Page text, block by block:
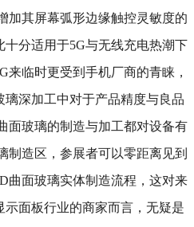
加其屏幕弧形边缘触控灵敏度的
分适用于5G与无线充电热潮下
来临时更受到手机厂商的青睐，
深加工中对于产品精度与良品
面玻璃的制造与加工都对设备有
制造区，参展者可以零距离见到
曲面玻璃实体制造流程，这对来
面板行业的商家而言，无疑是